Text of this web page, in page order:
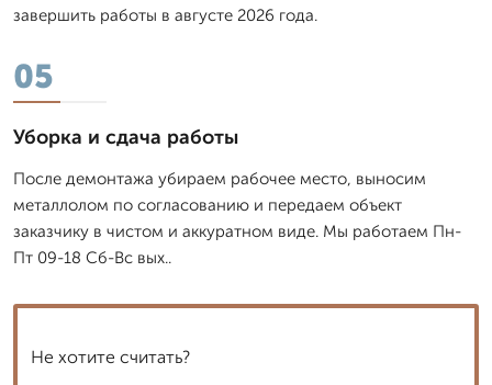
завершить работы в августе 2026 года.
05
Уборка и сдача работы
После демонтажа убираем рабочее место, выносим
металлолом по согласованию и передаем объект
заказчику в чистом и аккуратном виде. Мы работаем Пн-
Пт 09-18 Сб-Вс вых..
Не хотите считать?